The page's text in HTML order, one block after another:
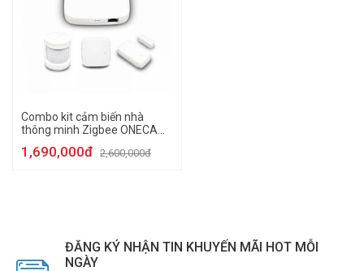
Combo kit cảm biến nhà
thông minh Zigbee ONECAM
1,690,000đ 2,600,000đ
ĐĂNG KÝ NHẬN TIN KHUYẾN MÃI HOT MỖI
NGÀY